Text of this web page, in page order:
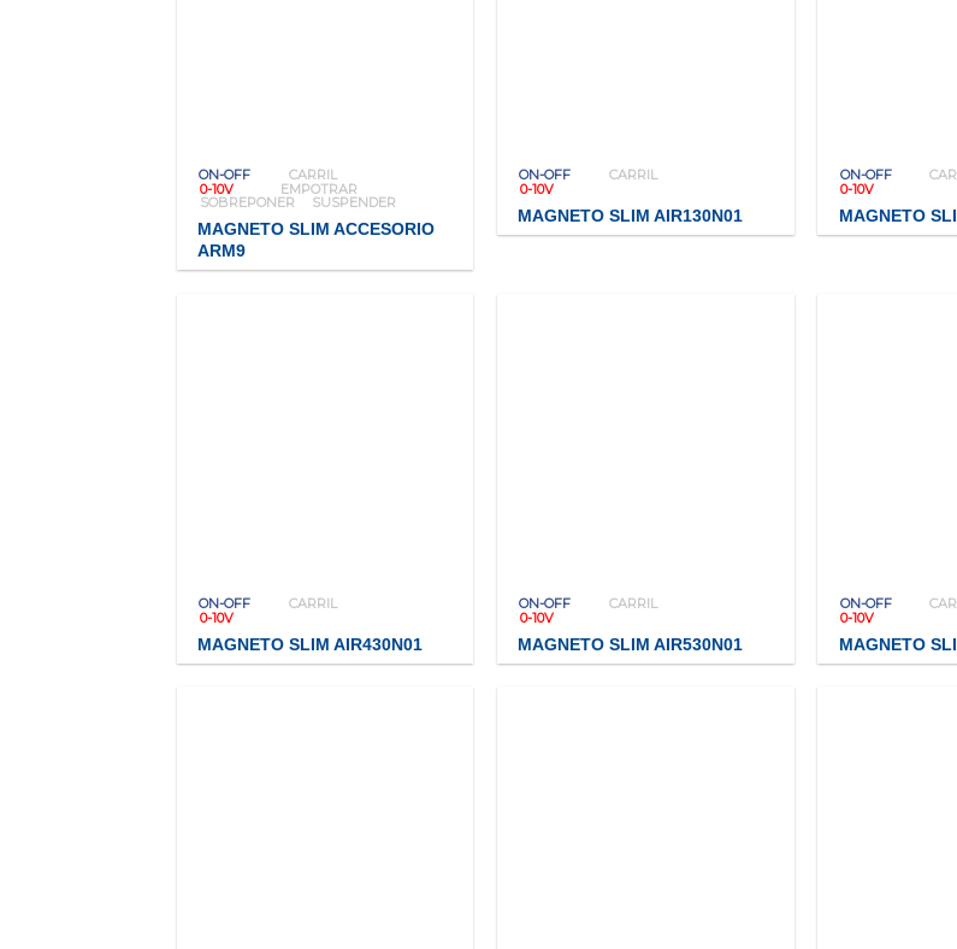
ON-OFF
CARRIL
0-10V
EMPOTRAR
SOBREPONER
SUSPENDER
MAGNETO SLIM ACCESORIO
ARM9
ON-OFF
CARRIL
0-10V
MAGNETO SLIM AIR130N01
ON-OFF
0-10V
MAGNETO
ON-OFF
CARRIL
0-10V
MAGNETO SLIM AIR430N01
ON-OFF
CARRIL
0-10V
MAGNETO SLIM AIR530N01
ON-OFF
0-10V
MAGNETO